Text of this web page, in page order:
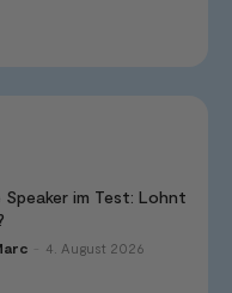
Speaker im Test: Lohnt
4. August 2026